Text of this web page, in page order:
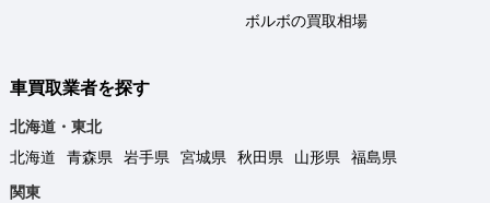
ボルボの買取相場
車買取業者を探す
北海道・東北
北海道
青森県 岩手県 宮城県 秋田県 山形県
福島県
関東